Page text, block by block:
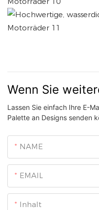
Wenn Sie
Lassen Sie einfach Ihre E-
Palette an Designs senden
NAME
EMAIL
Inhalt